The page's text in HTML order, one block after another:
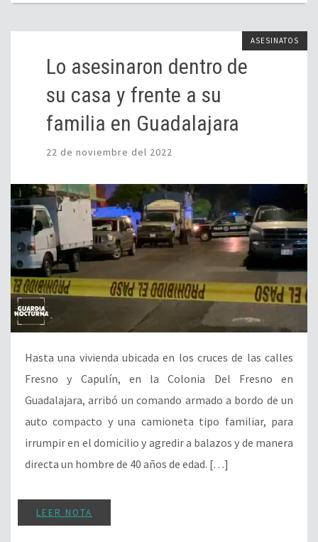
ASESINATOS
Lo asesinaron dentro de
su casa y frente a su
familia en Guadalajara
22 de noviembre del 2022
Hasta una vivienda ubicada en los cruces de las calles
Fresno y Capulín, en la Colonia Del Fresno en
Guadalajara, arribó un comando armado a bordo de un
auto compacto y una camioneta tipo familiar, para
irrumpir en el domicilio y agredir a balazos y de manera
directa un hombre de 40 años de edad. […]
LEER NOTA